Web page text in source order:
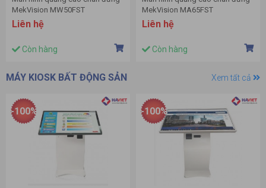
MekVision MW50FST
Liên hệ
Còn hàng
MekVision MA65FST
Liên hệ
Còn hàng
MÁY KIOSK BẤT ĐỘNG SẢN Xem tất cả
-100% -100%